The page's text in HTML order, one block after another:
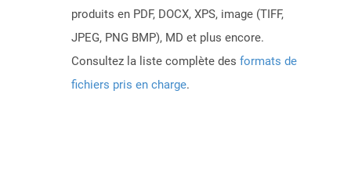
produits en PDF, DOCX, XPS, image (TIFF,
JPEG, PNG BMP), MD et plus encore.
Consultez la liste complète des formats de
fichiers pris en charge.